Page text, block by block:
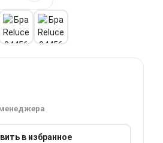
в избранное